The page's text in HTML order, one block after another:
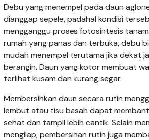
Debu yang menempel pada daun
dianggap sepele, padahal kondisi
mengganggu proses fotosintesis
rumah yang panas dan terbuka, debu
mudah menempel terutama jika dekat
berangin. Daun yang kotor membuat
terlihat kusam dan kurang segar.
Membersihkan daun secara rutin
lembut atau tisu basah dapat
sehat dan tampil lebih cantik. Selain
mengilap, pembersihan rutin juga